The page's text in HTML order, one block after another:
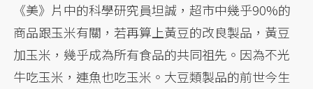
《美》片中的科學研究員坦誠，超市中幾乎90%的
商品跟玉米有關，若再算上黃豆的改良製品，黃豆
加玉米，幾乎成為所有食品的共同祖先。因為不光
牛吃玉米，連魚也吃玉米。大豆類製品的前世今生